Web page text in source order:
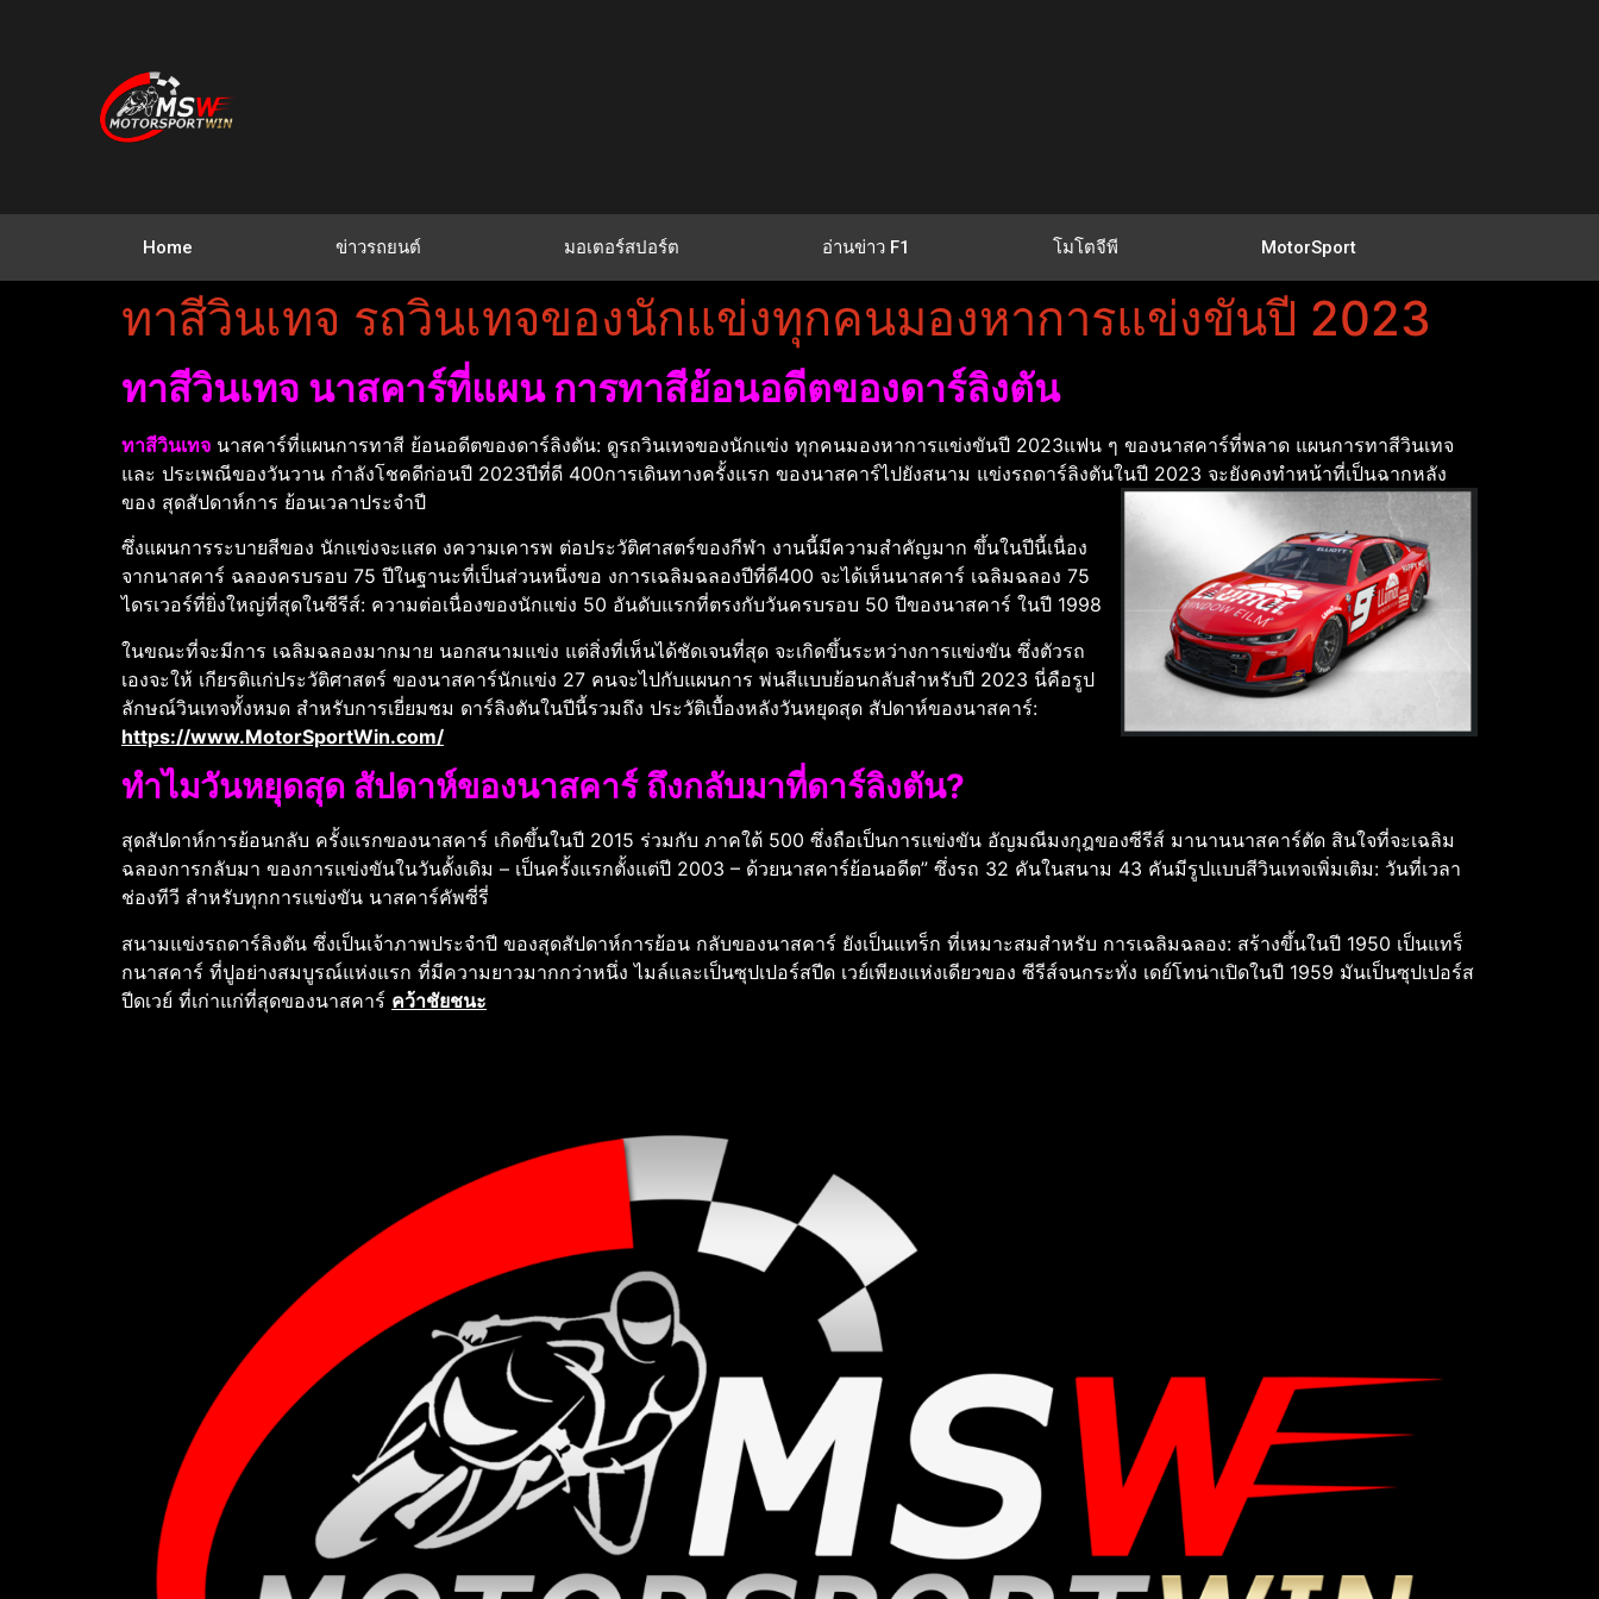
Home ข่าวรถยนต์ มอเตอร์สปอร์ต อ่านข่าว F1 โมโตจีพี MotorSport
ทาสีวินเทจ รถวินเทจของนักแข่งทุกคนมองหาการแข่งขันปี 2023
ทาสีวินเทจ นาสคาร์ที่แผน การทาสีย้อนอดีตของดาร์ลิงตัน
ทาสีวินเทจ นาสคาร์ที่แผนการทาสี ย้อนอดีตของดาร์ลิงตัน: ดูรถวินเทจของนักแข่ง ทุกคนมองหาการแข่งขันปี 2023แฟน ๆ ของนาสคาร์ที่พลาด แผนการทาสีวินเทจ
และ ประเพณีของวันวาน กําลังโชคดีก่อนปี 2023ปีที่ดี 400การเดินทางครั้งแรก ของนาสคาร์ไปยังสนาม แข่งรถดาร์ลิงตันในปี 2023 จะยังคงทําหน้าที่เป็นฉากหลัง
ของ สุดสัปดาห์การ ย้อนเวลาประจําปี
ซึ่งแผนการระบายสีของ นักแข่งจะแสด งความเคารพ ต่อประวัติศาสตร์ของกีฬา งานนี้มีความสําคัญมาก ขึ้นในปีนี้เนื่อง
จากนาสคาร์ ฉลองครบรอบ 75 ปีในฐานะที่เป็นส่วนหนึ่งขอ งการเฉลิมฉลองปีที่ดี400 จะได้เห็นนาสคาร์ เฉลิมฉลอง 75
ไดรเวอร์ที่ยิ่งใหญ่ที่สุดในซีรีส์: ความต่อเนื่องของนักแข่ง 50 อันดับแรกที่ตรงกับวันครบรอบ 50 ปีของนาสคาร์ ในปี 1998
ในขณะที่จะมีการ เฉลิมฉลองมากมาย นอกสนามแข่ง แต่สิ่งที่เห็นได้ชัดเจนที่สุด จะเกิดขึ้นระหว่างการแข่งขัน ซึ่งตัวรถ
เองจะให้ เกียรติแก่ประวัติศาสตร์ ของนาสคาร์นักแข่ง 27 คนจะไปกับแผนการ พ่นสีแบบย้อนกลับสําหรับปี 2023 นี่คือรูป
ลักษณ์วินเทจทั้งหมด สําหรับการเยี่ยมชม ดาร์ลิงตันในปีนี้รวมถึง ประวัติเบื้องหลังวันหยุดสุด สัปดาห์ของนาสคาร์:
https://www.MotorSportWin.com/
ทําไมวันหยุดสุด สัปดาห์ของนาสคาร์ ถึงกลับมาที่ดาร์ลิงตัน?
สุดสัปดาห์การย้อนกลับ ครั้งแรกของนาสคาร์ เกิดขึ้นในปี 2015 ร่วมกับ ภาคใต้ 500 ซึ่งถือเป็นการแข่งขัน อัญมณีมงกุฎของซีรีส์ มานานนาสคาร์ตัด สินใจที่จะเฉลิม
ฉลองการกลับมา ของการแข่งขันในวันดั้งเดิม – เป็นครั้งแรกตั้งแต่ปี 2003 – ด้วยนาสคาร์ย้อนอดีต” ซึ่งรถ 32 คันในสนาม 43 คันมีรูปแบบสีวินเทจเพิ่มเติม: วันที่เวลา
ช่องทีวี สําหรับทุกการแข่งขัน นาสคาร์คัพซี่รี่
สนามแข่งรถดาร์ลิงตัน ซึ่งเป็นเจ้าภาพประจําปี ของสุดสัปดาห์การย้อน กลับของนาสคาร์ ยังเป็นแทร็ก ที่เหมาะสมสําหรับ การเฉลิมฉลอง: สร้างขึ้นในปี 1950 เป็นแทร็
กนาสคาร์ ที่ปูอย่างสมบูรณ์แห่งแรก ที่มีความยาวมากกว่าหนึ่ง ไมล์และเป็นซุปเปอร์สปีด เวย์เพียงแห่งเดียวของ ซีรีส์จนกระทั่ง เดย์โทน่าเปิดในปี 1959 มันเป็นซุปเปอร์ส
ปีดเวย์ ที่เก่าแก่ที่สุดของนาสคาร์ คว้าชัยชนะ